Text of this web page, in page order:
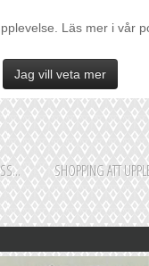
Läs mer i vår
Jag vill veta mer
SHOPPING ATT